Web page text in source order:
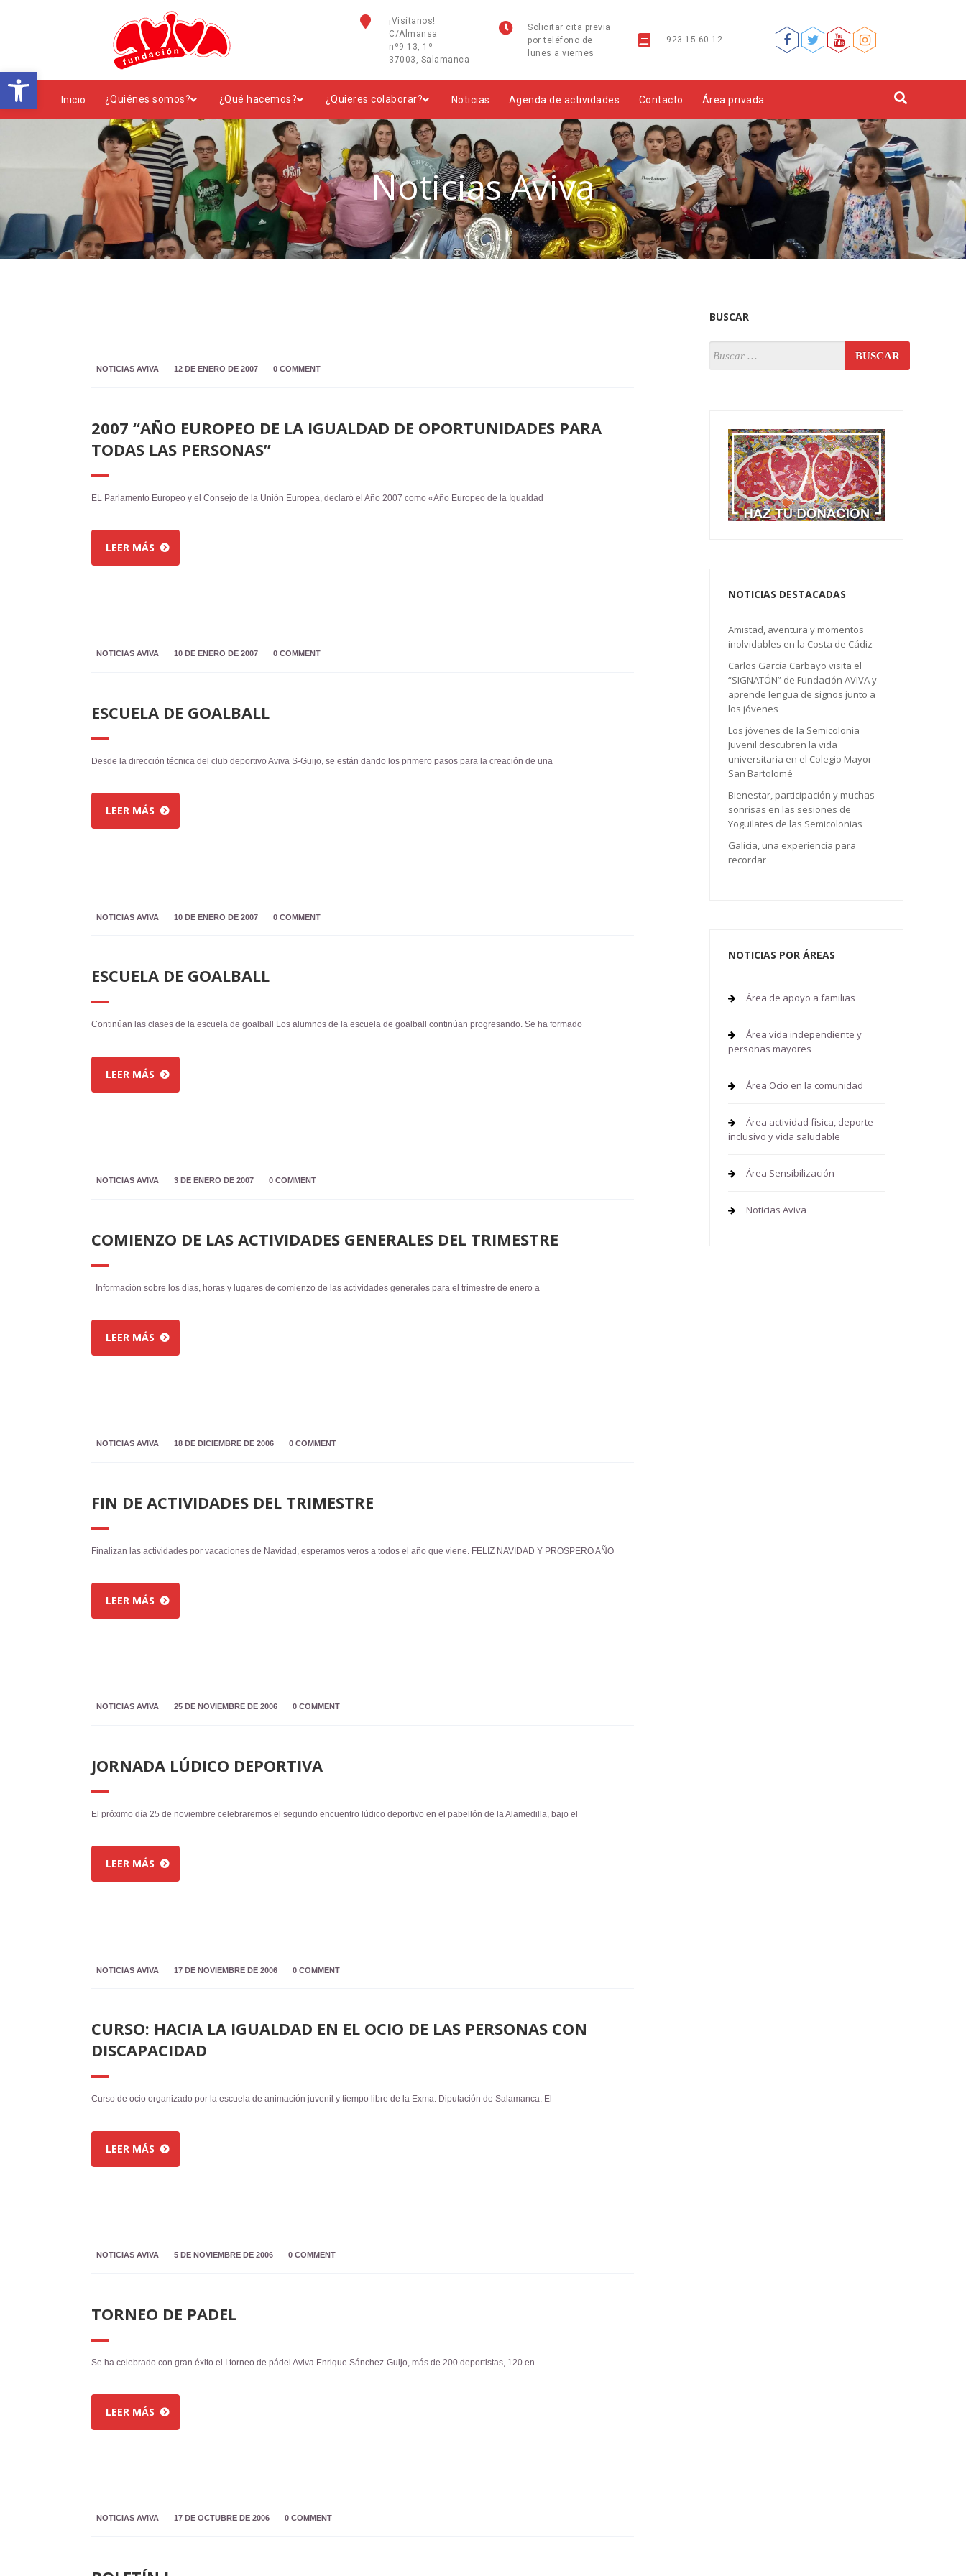
Abrir barra de herramientas
¡Visítanos!
C/Almansa
nº9-13, 1º
37003, Salamanca
Solicitar cita previa
por teléfono de
lunes a viernes
923 15 60 12
Inicio ¿Quiénes somos? ¿Qué hacemos? ¿Quieres colaborar? Noticias Agenda de actividades Contacto Área privada
Noticias Aviva
NOTICIAS AVIVA 12 DE ENERO DE 2007 0 COMMENT
2007 “AÑO EUROPEO DE LA IGUALDAD DE OPORTUNIDADES PARA
TODAS LAS PERSONAS”
EL Parlamento Europeo y el Consejo de la Unión Europea, declaró el Año 2007 como «Año Europeo de la Igualdad
LEER MÁS
NOTICIAS AVIVA 10 DE ENERO DE 2007 0 COMMENT
ESCUELA DE GOALBALL
Desde la dirección técnica del club deportivo Aviva S-Guijo, se están dando los primero pasos para la creación de una
LEER MÁS
NOTICIAS AVIVA 10 DE ENERO DE 2007 0 COMMENT
ESCUELA DE GOALBALL
Continúan las clases de la escuela de goalball Los alumnos de la escuela de goalball continúan progresando. Se ha formado
LEER MÁS
NOTICIAS AVIVA 3 DE ENERO DE 2007 0 COMMENT
COMIENZO DE LAS ACTIVIDADES GENERALES DEL TRIMESTRE
Información sobre los días, horas y lugares de comienzo de las actividades generales para el trimestre de enero a
LEER MÁS
NOTICIAS AVIVA 18 DE DICIEMBRE DE 2006 0 COMMENT
FIN DE ACTIVIDADES DEL TRIMESTRE
Finalizan las actividades por vacaciones de Navidad, esperamos veros a todos el año que viene. FELIZ NAVIDAD Y PROSPERO AÑO
LEER MÁS
NOTICIAS AVIVA 25 DE NOVIEMBRE DE 2006 0 COMMENT
JORNADA LÚDICO DEPORTIVA
El próximo día 25 de noviembre celebraremos el segundo encuentro lúdico deportivo en el pabellón de la Alamedilla, bajo el
LEER MÁS
NOTICIAS AVIVA 17 DE NOVIEMBRE DE 2006 0 COMMENT
CURSO: HACIA LA IGUALDAD EN EL OCIO DE LAS PERSONAS CON
DISCAPACIDAD
Curso de ocio organizado por la escuela de animación juvenil y tiempo libre de la Exma. Diputación de Salamanca. El
LEER MÁS
NOTICIAS AVIVA 5 DE NOVIEMBRE DE 2006 0 COMMENT
TORNEO DE PADEL
Se ha celebrado con gran éxito el I torneo de pádel Aviva Enrique Sánchez-Guijo, más de 200 deportistas, 120 en
LEER MÁS
NOTICIAS AVIVA 17 DE OCTUBRE DE 2006 0 COMMENT
BUSCAR
NOTICIAS DESTACADAS
Amistad, aventura y momentos
inolvidables en la Costa de Cádiz
Carlos García Carbayo visita el
“SIGNATÓN” de Fundación AVIVA y
aprende lengua de signos junto a
los jóvenes
Los jóvenes de la Semicolonia
Juvenil descubren la vida
universitaria en el Colegio Mayor
San Bartolomé
Bienestar, participación y muchas
sonrisas en las sesiones de
Yoguilates de las Semicolonias
Galicia, una experiencia para
recordar
NOTICIAS POR ÁREAS
Área de apoyo a familias
Área vida independiente y
personas mayores
Área Ocio en la comunidad
Área actividad física, deporte
inclusivo y vida saludable
Área Sensibilización
Noticias Aviva